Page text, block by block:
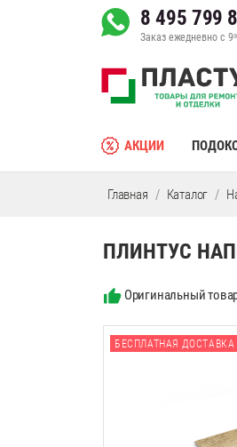
8 495 799
Заказ ежедневно с 9
АКЦИИ
Главная Каталог
ПЛИНТУС
Оригинальный
БЕСПЛАТНАЯ ДОСТАВКА